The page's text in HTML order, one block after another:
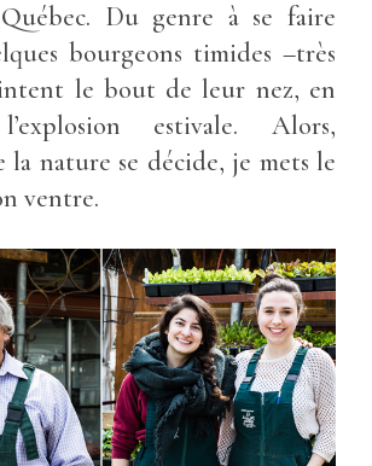
Du genre à se faire
bourgeons timides –très
le bout de leur nez, en
estivale. Alors,
la nature se décide, je mets le
ventre.